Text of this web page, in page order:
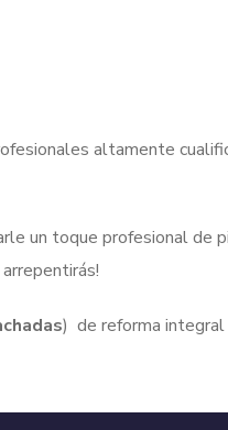
altamente
un toque profesional de
) de reforma integral